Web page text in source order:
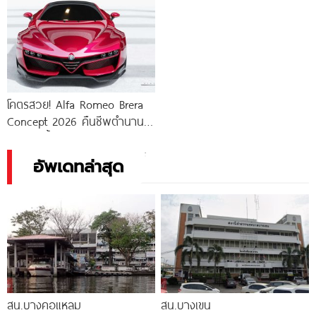
โคตรสวย! Alfa Romeo Brera
Concept 2026 คืนชีพตำนานคู
อัพเดทล่าสุด
สน.บางคอแหลม สน.บางเขน